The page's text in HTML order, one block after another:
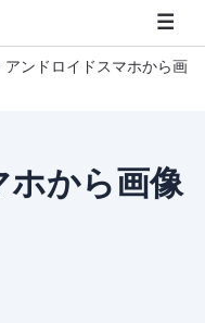
アンドロイドスマホから画
ホから画像